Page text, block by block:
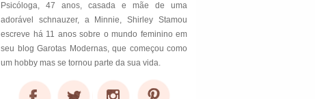
Psicóloga, 47 anos, casada e mãe de uma
adorável schnauzer, a Minnie, Shirley Stamou
escreve há 11 anos sobre o mundo feminino em
seu blog Garotas Modernas, que começou como
um hobby mas se tornou parte da sua vida.